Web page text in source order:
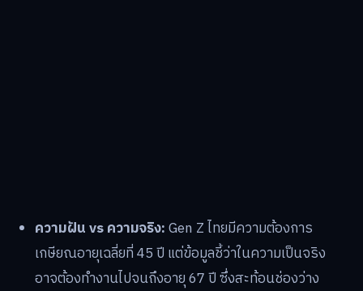
ความฝัน vs ความจริง:Gen Z ไทยมีความต้องการ
เกษียณอายุเฉลี่ยที่ 45 ปี แต่ข้อมูลชี้ว่าในความเป็นจริง
อาจต้องทำงานไปจนถึงอายุ 67 ปี ซึ่งสะท้อนช่องว่าง